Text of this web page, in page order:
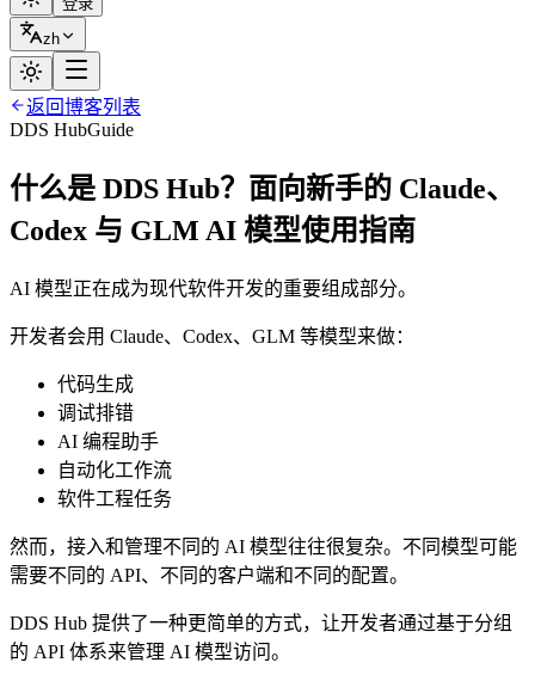
zh
返回博客列表
DDS HubGuide
什么是 DDS Hub？面向新手的 Claude、
Codex 与 GLM AI 模型使用指南
AI 模型正在成为现代软件开发的重要组成部分。
开发者会用 Claude、Codex、GLM 等模型来做：
代码生成
调试排错
AI 编程助手
自动化工作流
软件工程任务
然而，接入和管理不同的 AI 模型往往很复杂。不同模型可能
需要不同的 API、不同的客户端和不同的配置。
DDS Hub 提供了一种更简单的方式，让开发者通过基于分组
的 API 体系来管理 AI 模型访问。